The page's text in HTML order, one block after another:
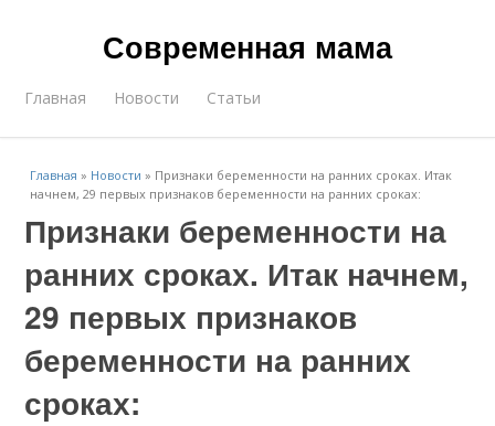
Современная мама
Главная Новости Статьи
Главная » Новости » Признаки беременности на ранних сроках. Итак
начнем, 29 первых признаков беременности на ранних сроках:
Признаки беременности на
ранних сроках. Итак начнем,
29 первых признаков
беременности на ранних
сроках: